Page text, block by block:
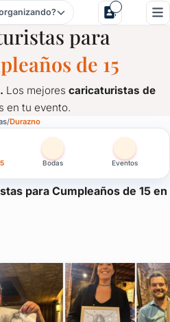
de 15 en Durazno
para
de 15
Los mejores caricaturistas de
en tu evento.
Durazno
Bodas Eventos
para Cumpleaños de 15 en
de 15 en Durazno
Los mejores caricaturistas de